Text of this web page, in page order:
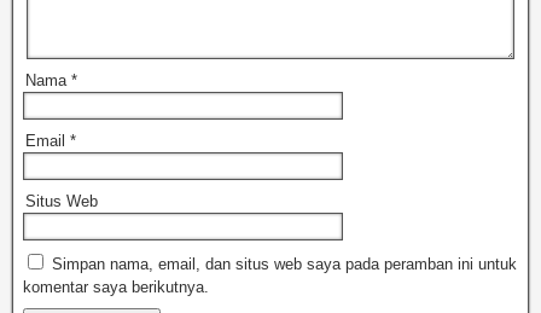
Nama *
Email *
Situs Web
Simpan nama, email, dan situs web saya pada peramban ini untuk
komentar saya berikutnya.